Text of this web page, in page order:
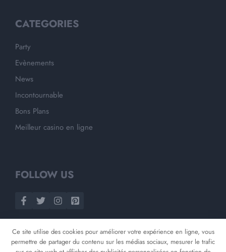
CATEGORIES
Party
Evènements
News
Incontournable
Bons Plans
Meilleur casino en ligne
FOLLOW US
Ce site utilise des cookies pour améliorer votre expérience en ligne, vous
permettre de partager du contenu sur les médias sociaux, mesurer le trafic